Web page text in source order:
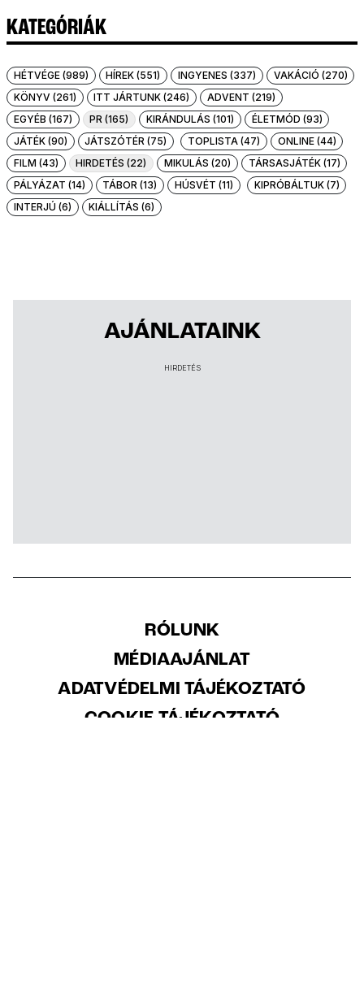
KATEGÓRIÁK
HÉTVÉGE (989) HÍREK (551) INGYENES (337)
VAKÁCIÓ (270)
KÖNYV (261)
ITT JÁRTUNK (246)
ADVENT (219)
EGYÉB (167)
PR (165) KIRÁNDULÁS (101)
ÉLETMÓD (93)
JÁTÉK (90)
JÁTSZÓTÉR (75) TOPLISTA (47)
ONLINE (44)
FILM (43)
HIRDETÉS (22) MIKULÁS (20)
TÁRSASJÁTÉK (17)
PÁLYÁZAT (14)
TÁBOR (13) HÚSVÉT (11)
KIPRÓBÁLTUK (7)
INTERJÚ (6)
KIÁLLÍTÁS (6)
AJÁNLATAINK
HIRDETÉS
RÓLUNK
MÉDIAAJÁNLAT
ADATVÉDELMI TÁJÉKOZTATÓ
COOKIE TÁJÉKOZTATÓ